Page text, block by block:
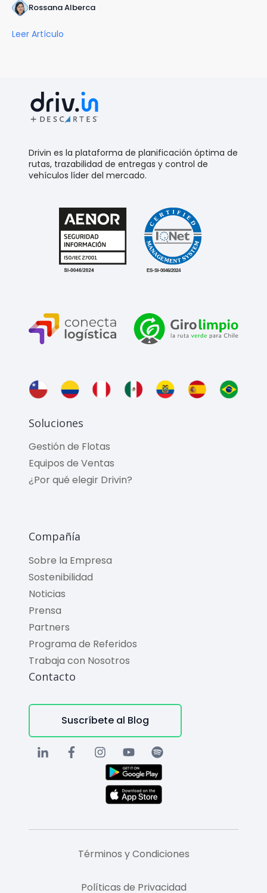
Rossana Alberca
Leer Artículo
Drivin es la plataforma de planificación óptima de
rutas, trazabilidad de entregas y control de
vehículos líder del mercado.
Soluciones
Gestión de Flotas
Equipos de Ventas
¿Por qué elegir Drivin?
Compañía
Sobre la Empresa
Sostenibilidad
Noticias
Prensa
Partners
Programa de Referidos
Trabaja con Nosotros
Contacto
Suscríbete al Blog
Términos y Condiciones
Políticas de Privacidad